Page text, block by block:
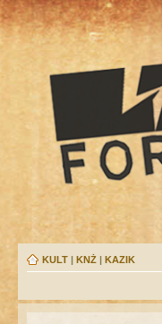
KULT | KNŻ | KAZIK